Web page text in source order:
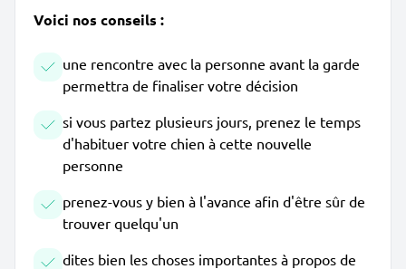
Voici nos conseils :
une rencontre avec la personne avant la garde
permettra de finaliser votre décision
si vous partez plusieurs jours, prenez le temps
d'habituer votre chien à cette nouvelle
personne
prenez-vous y bien à l'avance afin d'être sûr de
trouver quelqu'un
dites bien les choses importantes à propos de